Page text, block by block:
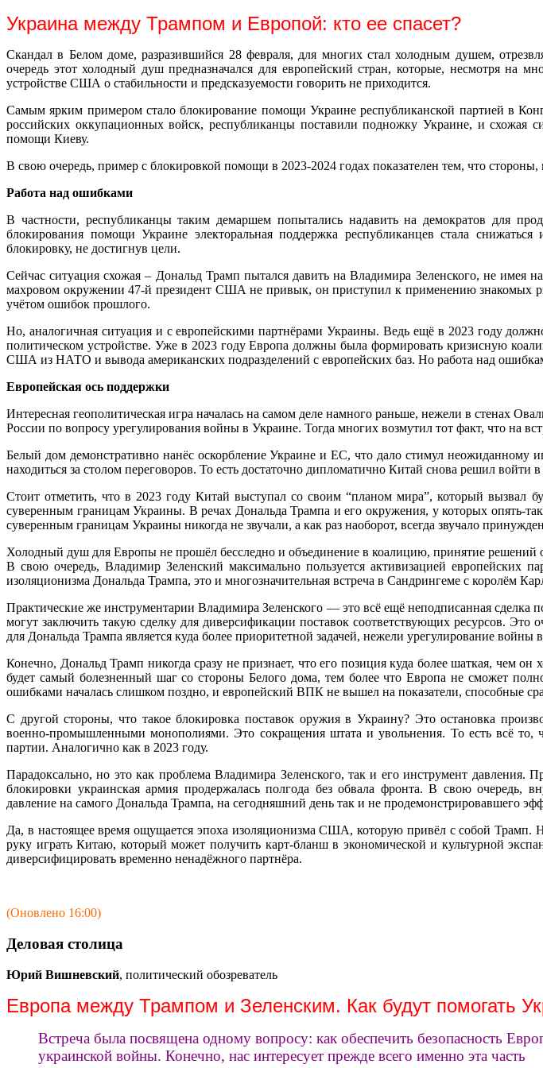
Украина между Трампом и Европой: кто ее спасет?
Скандал в Белом доме, разразившийся 28 февраля, для многих стал холодным душем,
очередь этот холодный душ предназначался для европейский стран, которые, несмотря
устройстве США о стабильности и предсказуемости говорить не приходится.
Самым ярким примером стало блокирование помощи Украине республиканской партией в
российских оккупационных войск, республиканцы поставили подножку Украине, и
помощи Киеву.
В свою очередь, пример с блокировкой помощи в 2023-2024 годах показателен тем, что
Работа над ошибками
В частности, республиканцы таким демаршем попытались надавить на демократов для
блокирования помощи Украине электоральная поддержка республиканцев стала
блокировку, не достигнув цели.
Сейчас ситуация схожая – Дональд Трамп пытался давить на Владимира Зеленского, не имея
махровом окружении 47-й президент США не привык, он приступил к применению знакомых
учётом ошибок прошлого.
Но, аналогичная ситуация и с европейскими партнёрами Украины. Ведь ещё в 2023 году
политическом устройстве. Уже в 2023 году Европа должны была формировать кризисную
США из НАТО и вывода американских подразделений с европейских баз. Но работа над
Европейская ось поддержки
Интересная геополитическая игра началась на самом деле намного раньше, нежели в стенах
России по вопросу урегулирования войны в Украине. Тогда многих возмутил тот факт, что на
Белый дом демонстративно нанёс оскорбление Украине и ЕС, что дало стимул
находиться за столом переговоров. То есть достаточно дипломатично Китай снова решил
Стоит отметить, что в 2023 году Китай выступал со своим “планом мира”, который вызвал
суверенным границам Украины. В речах Дональда Трампа и его окружения, у которых опять-
суверенным границам Украины никогда не звучали, а как раз наоборот, всегда звучало
Холодный душ для Европы не прошёл бесследно и объединение в коалицию, принятие
В свою очередь, Владимир Зеленский максимально пользуется активизацией европейских
изоляционизма Дональда Трампа, это и многозначительная встреча в Сандрингеме с королём
Практические же инструментарии Владимира Зеленского — это всё ещё неподписанная
могут заключить такую сделку для диверсификации поставок соответствующих ресурсов.
для Дональда Трампа является куда более приоритетной задачей, нежели урегулирование
Конечно, Дональд Трамп никогда сразу не признает, что его позиция куда более шаткая, чем
будет самый болезненный шаг со стороны Белого дома, тем более что Европа не сможет
ошибками началась слишком поздно, и европейский ВПК не вышел на показатели, способные
С другой стороны, что такое блокировка поставок оружия в Украину? Это остановка
военно-промышленными монополиями. Это сокращения штата и увольнения. То есть всё то,
партии. Аналогично как в 2023 году.
Парадоксально, но это как проблема Владимира Зеленского, так и его инструмент
блокировки украинская армия продержалась полгода без обвала фронта. В свою очередь,
давление на самого Дональда Трампа, на сегодняшний день так и не продемонстрировавшего
Да, в настоящее время ощущается эпоха изоляционизма США, которую привёл с собой Трамп.
руку играть Китаю, который может получить карт-бланш в экономической и культурной
диверсифицировать временно ненадёжного партнёра.
(Оновлено 16:00)
Деловая столица
Юрий Вишневский, политический обозреватель
Европа между Трампом и Зеленским. Как будут помогать
Встреча была посвящена одному вопросу: как обеспечить безопасность
украинской войны. Конечно, нас интересует прежде всего именно эта часть